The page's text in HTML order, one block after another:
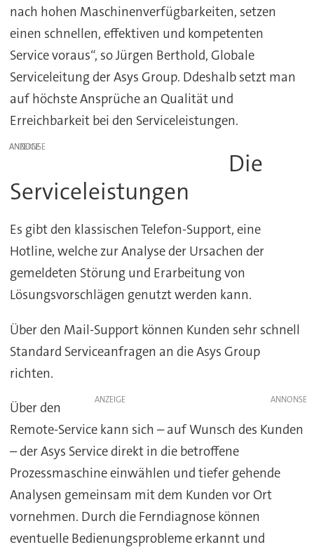
nach hohen Maschinenverfügbarkeiten, setzen
einen schnellen, effektiven und kompetenten
Service voraus“, so Jürgen Berthold, Globale
Serviceleitung der Asys Group. Ddeshalb setzt man
auf höchste Ansprüche an Qualität und
Erreichbarkeit bei den Serviceleistungen.
ANZEIGE
Die
Serviceleistungen
Es gibt den klassischen Telefon-Support, eine
Hotline, welche zur Analyse der Ursachen der
gemeldeten Störung und Erarbeitung von
Lösungsvorschlägen genutzt werden kann.
Über den Mail-Support können Kunden sehr schnell
Standard Serviceanfragen an die Asys Group
richten.
ANZEIGE
Über den
Remote-Service kann sich – auf Wunsch des Kunden
– der Asys Service direkt in die betroffene
Prozessmaschine einwählen und tiefer gehende
Analysen gemeinsam mit dem Kunden vor Ort
vornehmen. Durch die Ferndiagnose können
eventuelle Bedienungsprobleme erkannt und